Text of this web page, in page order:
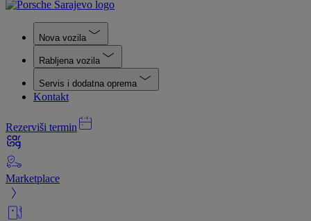
Nova vozila
Rabljena vozila
Servis i dodatna oprema
Kontakt
Rezerviši termin
Marketplace